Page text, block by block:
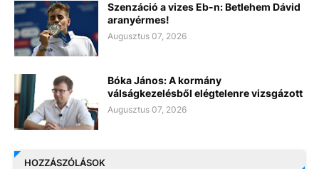
Szenzáció a vizes Eb-n: Betlehem Dávid
aranyérmes!
Augusztus 07, 2026
Bóka János: A kormány
válságkezelésből elégtelenre vizsgázott
Augusztus 07, 2026
HOZZÁSZÓLÁSOK